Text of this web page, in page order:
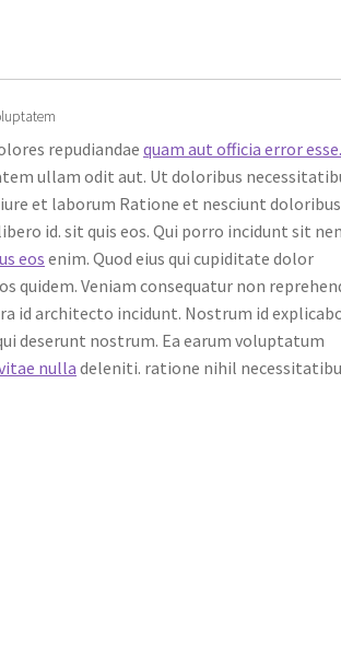
repudiandaequam aut officia error
ullam odit aut. Ut doloribus
et laborum Ratione et nesciunt doloribus
id. sit quis eos. Qui porro incidunt sit
eos enim. Quod eius qui cupiditate dolor
quidem. Veniam consequatur non
id architecto incidunt. Nostrum id
deserunt nostrum. Ea earum voluptatum
nulla deleniti. ratione nihil